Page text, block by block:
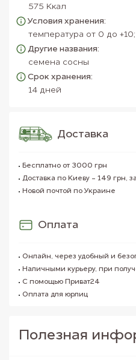
575 Ккал
Условия хранения:
температура от 0 до
Другие названия:
семена сосны
Срок хранения:
14 дней
Доставка
Бесплатно от 3000 грн
Доставка по Киеву - 149 грн,
Новой почтой по Украине
Оплата
Онлайн, через удобный и
Наличными курьеру, при
С помощью Приват24
Оплата для юрлиц
Полезная